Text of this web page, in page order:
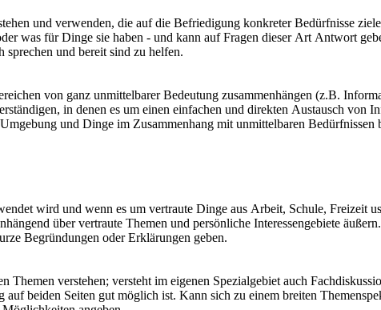
und verwenden, die auf die Befriedigung konkreter Bedürfnisse
was für Dinge sie haben - und kann auf Fragen dieser Art Antwort
sprechen und bereit sind zu helfen.
von ganz unmittelbarer Bedeutung zusammenhängen (z.B.
in denen es um einen einfachen und direkten Austausch von
und Dinge im Zusammenhang mit unmittelbaren Bedürfnissen
wird und wenn es um vertraute Dinge aus Arbeit, Schule, Freizeit
über vertraute Themen und persönliche Interessengebiete
Begründungen oder Erklärungen geben.
verstehen; versteht im eigenen Spezialgebiet auch
beiden Seiten gut möglich ist. Kann sich zu einem breiten